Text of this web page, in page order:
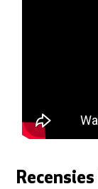
Recensies